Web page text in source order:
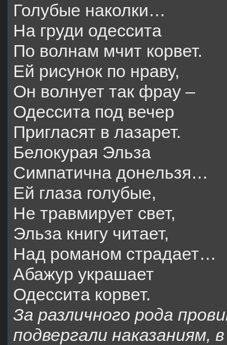
Голубые наколки…
На груди одессита
По волнам мчит корвет.
Ей рисунок по нраву,
Он волнует так фрау –
Одессита под вечер
Пригласят в лазарет.
Белокурая Эльза
Симпатична донельзя…
Ей глаза голубые,
Не травмирует свет,
Эльза книгу читает,
Над романом страдает…
Абажур украшает
Одессита корвет.
За различного рода
подвергали наказаниям,